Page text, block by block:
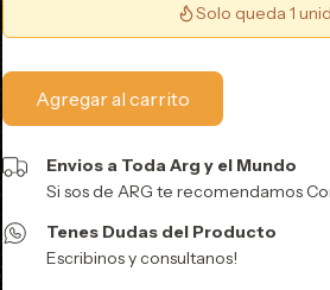
Solo queda 1
Envios a Toda Arg y el Mundo
Si sos de ARG te recomendamos
Tenes Dudas del Producto
Escribinos y consultanos!